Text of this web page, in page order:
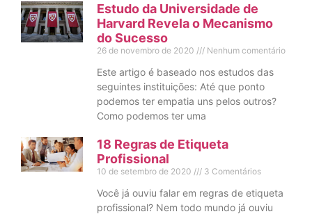
Estudo da Universidade de
Harvard Revela o Mecanismo
do Sucesso
26 de novembro de 2020 Nenhum comentário
Este artigo é baseado nos estudos das
seguintes instituições: Até que ponto
podemos ter empatia uns pelos outros?
Como podemos ter uma
18 Regras de Etiqueta
Profissional
10 de setembro de 2020 3 Comentários
Você já ouviu falar em regras de etiqueta
profissional? Nem todo mundo já ouviu